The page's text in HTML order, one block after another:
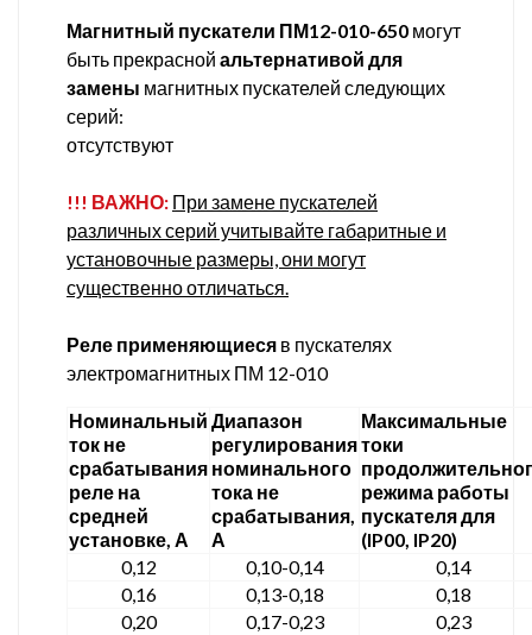
Магнитный пускатели ПМ12-010-650 могут
быть прекрасной альтернативой для
замены магнитных пускателей следующих
серий:
отсутствуют
!!! ВАЖНО: При замене пускателей
различных серий учитывайте габаритные и
установочные размеры, они могут
существенно отличаться.
Реле применяющиеся в пускателях
электромагнитных ПМ 12-010
Номинальный
ток не
срабатывания
реле на
средней
установке, А
Диапазон
регулирования
номинального
тока не
срабатывания,
А
Максимальные
токи
режима работы
пускателя для
(IP00, IP20)
0,12
0,10-0,14
0,14
0,16
0,13-0,18
0,18
0,20
0,17-0,23
0,23